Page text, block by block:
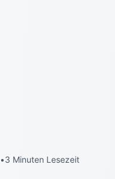
•3 Minuten Lesezeit